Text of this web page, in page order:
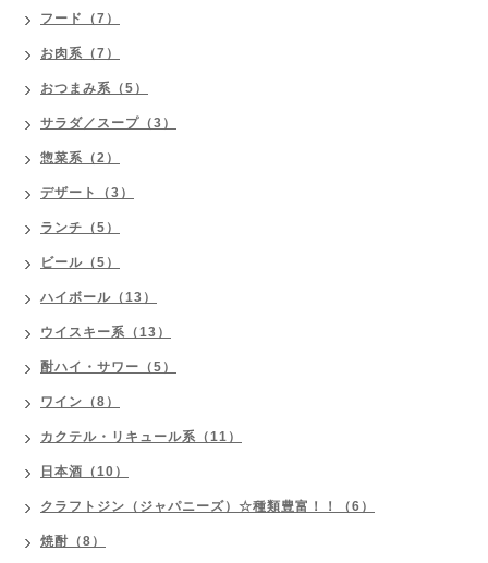
フード（7）
お肉系（7）
おつまみ系（5）
サラダ／スープ（3）
惣菜系（2）
デザート（3）
ランチ（5）
ビール（5）
ハイボール（13）
ウイスキー系（13）
酎ハイ・サワー（5）
ワイン（8）
カクテル・リキュール系（11）
日本酒（10）
クラフトジン（ジャパニーズ）☆種類豊富！！（6）
焼酎（8）